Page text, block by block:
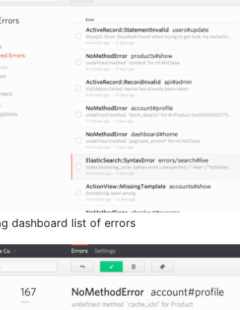
dashboard list of errors